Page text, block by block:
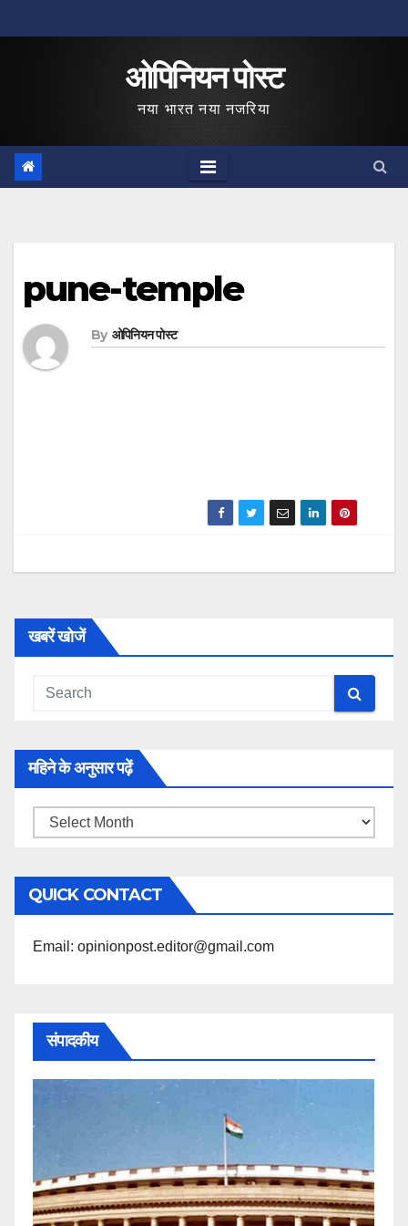
to
ओपिनियन पोस्ट
नया भारत नया नजरिया
pune-temple
By ओपिनियन पोस्ट
खबरें खोजें
महिने के अनुसार पढ़ें
महिने
अनुसार
पढ़ें
QUICK CONTACT
Email: opinionpost.editor@gmail.com
संपादकीय